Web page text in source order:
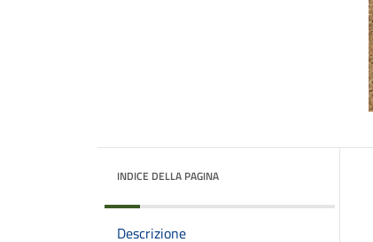
INDICE DELLA PAGINA
Descrizione